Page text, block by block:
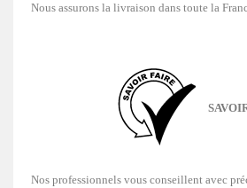
Nous assurons la livraison dans toute la
Nos professionnels vous conseillent avec